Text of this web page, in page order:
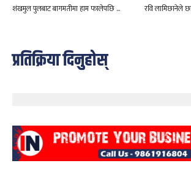
शंखमुल पुलबाट बागमतीमा हाम फालेपछि …
रवि लामिछानेले
प्रतिक्रिया दिनुहोस्